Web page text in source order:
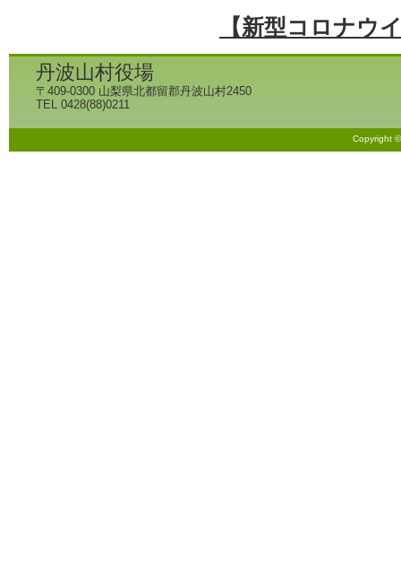
【新型コロナウ
丹波山村役場
〒409-0300 山梨県北都留郡丹波山村2450
TEL 0428(88)0211
Copyright